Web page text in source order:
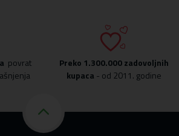
povrat
Preko 1.300.000 zadovoljnih
kupaca - od 2011. godine